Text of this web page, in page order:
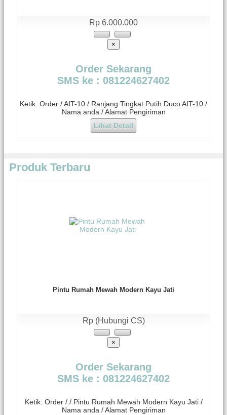
Rp 6.000.000
×
Order Sekarang
SMS ke : 081224627402
Ketik: Order / AIT-10 / Ranjang Tingkat Putih Duco AIT-10 /
Nama anda / Alamat Pengiriman
Lihat Detail
Produk Terbaru
Pintu Rumah Mewah Modern Kayu Jati
Rp (Hubungi CS)
×
Order Sekarang
SMS ke : 081224627402
Ketik: Order / / Pintu Rumah Mewah Modern Kayu Jati /
Nama anda / Alamat Pengiriman